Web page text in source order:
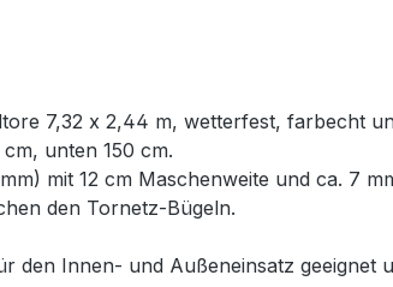
7,32 x 2,44 m, wetterfest, farbecht
unten 150 cm.
mit 12 cm Maschenweite und ca. 7
den Tornetz-Bügeln.
den Innen- und Außeneinsatz geeignet